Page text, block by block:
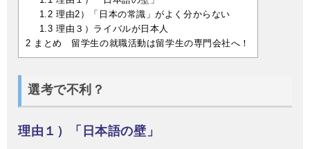
1.2 理由2）「日本の常識」がよく分からない
1.3 理由３）ライバルが日本人
2 まとめ 留学生の就職活動は留学生の専門会社へ！
選考で不利？
理由１）「日本語の壁」